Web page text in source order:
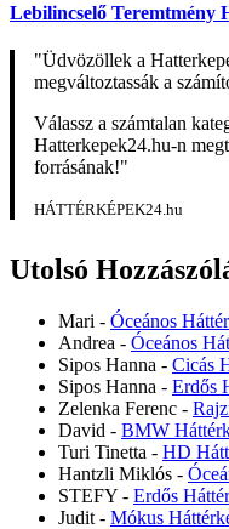
Lebilincselő Teremtmény
"Üdvözöllek a
megváltoztassák a
Válassz a számtalan
Hatterkepek24.hu-n
forrásának!"
HÁTTÉRKÉPEK24.hu
Utolsó
Mari - Óceános
Andrea - Óceános
Sipos Hanna - Cicás
Sipos Hanna - Erdős
Zelenka Ferenc -
David - BMW
Turi Tinetta - HD
Hantzli Miklós -
STEFY - Erdős
Judit - Mókus